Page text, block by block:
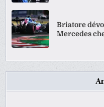
Briatore
Mercedes